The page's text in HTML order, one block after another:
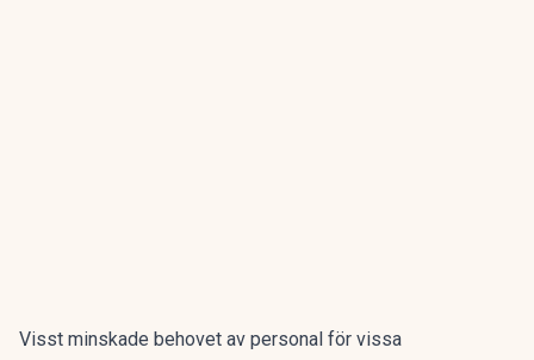
Visst minskade behovet av personal för vissa